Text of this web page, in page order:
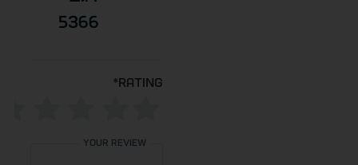
5366
Rating
*
Your review